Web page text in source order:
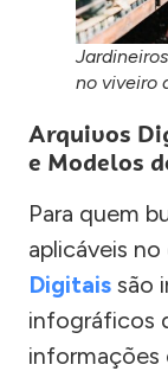
no viveiro
Arquivos
e Modelos
Para quem
aplicáveis no
Digitais são
infográficos
informações